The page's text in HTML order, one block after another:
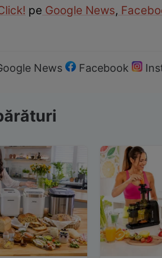
pe Google News,
News Facebook